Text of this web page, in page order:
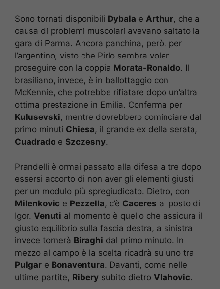
Sono tornati disponibili Dybala e Arthur, che a
causa di problemi muscolari avevano saltato la
gara di Parma. Ancora panchina, però, per
l’argentino, visto che Pirlo sembra voler
proseguire con la coppia Morata-Ronaldo. Il
brasiliano, invece, è in ballottaggio con
McKennie, che potrebbe rifiatare dopo un’altra
ottima prestazione in Emilia. Conferma per
Kulusevski, mentre dovrebbero cominciare dal
primo minuti Chiesa, il grande ex della serata,
Cuadrado e Szczesny.
Prandelli è ormai passato alla difesa a tre dopo
essersi accorto di non aver gli elementi giusti
per un modulo più spregiudicato. Dietro, con
Milenkovic e Pezzella, c’è Caceres al posto di
Igor. Venuti al momento è quello che assicura il
giusto equilibrio sulla fascia destra, a sinistra
invece tornerà Biraghi dal primo minuto. In
mezzo al campo è la scelta ricadrà su uno tra
Pulgar e Bonaventura. Davanti, come nelle
ultime partite, Ribery subito dietro Vlahovic.